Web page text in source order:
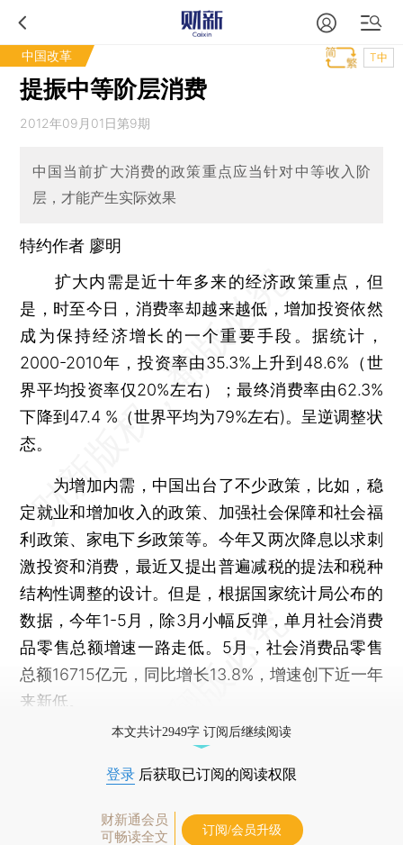
中国改革 T中
提振中等阶层消费
2012年09月01日第9期
中国当前扩大消费的政策重点应当针对中等收入阶
层，才能产生实际效果
特约作者 廖明
扩大内需是近十年多来的经济政策重点，但
是，时至今日，消费率却越来越低，增加投资依然
成为保持经济增长的一个重要手段。据统计，
2000-2010年，投资率由35.3%上升到48.6%（世
界平均投资率仅20%左右）；最终消费率由62.3%
下降到47.4 %（世界平均为79%左右)。呈逆调整状
态。
为增加内需，中国出台了不少政策，比如，稳
定就业和增加收入的政策、加强社会保障和社会福
利政策、家电下乡政策等。今年又两次降息以求刺
激投资和消费，最近又提出普遍减税的提法和税种
结构性调整的设计。但是，根据国家统计局公布的
数据，今年1-5月，除3月小幅反弹，单月社会消费
品零售总额增速一路走低。5月，社会消费品零售
总额16715亿元，同比增长13.8%，增速创下近一年
来新低。
本文共计2949字 订阅后继续阅读
登录 后获取已订阅的阅读权限
财新通会员
可畅读全文
订阅/会员升级